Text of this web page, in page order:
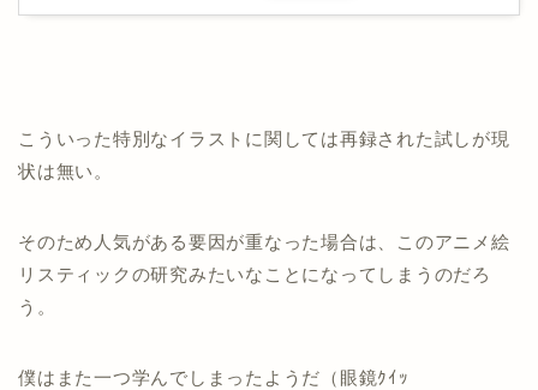
こういった特別なイラストに関しては再録された試しが現
状は無い。
そのため人気がある要因が重なった場合は、このアニメ絵
リスティックの研究みたいなことになってしまうのだろ
う。
僕はまた一つ学んでしまったようだ（眼鏡ｸｲｯ